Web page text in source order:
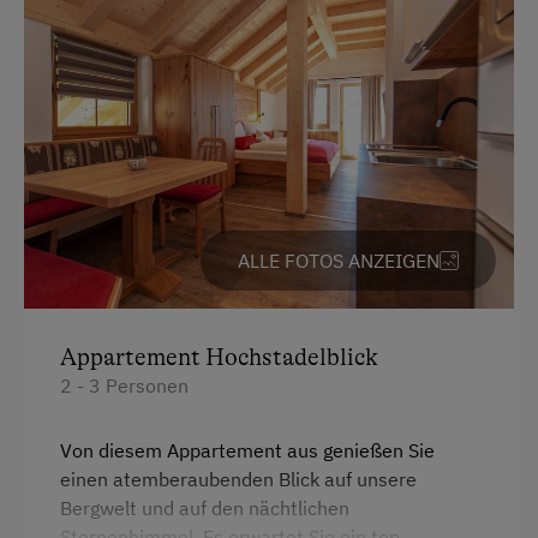
Deutsch
Englisch
Italienisch
Parken
E-Auto Ladestation
Kostenlose Parkplätze
Almhüttenvermietung
Ferienhaus am Bergbauernhof
Hütte ist wintertauglich
ALLE FOTOS ANZEIGEN
Appartement Hochstadelblick
2 - 3 Personen
Von diesem Appartement aus genießen Sie
einen atemberaubenden Blick auf unsere
Bergwelt und auf den nächtlichen